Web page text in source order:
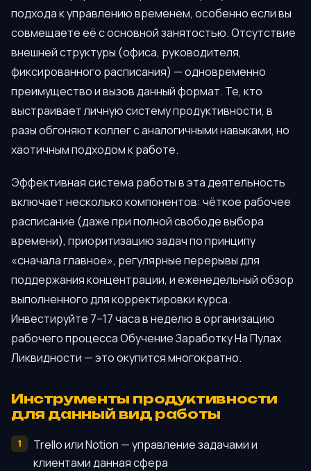
подхода к управлению временем, особенно если вы
совмещаете её с основной занятостью. Отсутствие
внешней структуры (офиса, руководителя,
фиксированного расписания) — одновременно
преимущество и вызов данный формат. Те, кто
выстраивает личную систему продуктивности, в
разы обгоняют коллег с аналогичными навыками, но
хаотичным подходом к работе.
Эффективная система работы в эта деятельность
включает несколько компонентов: чёткое рабочее
расписание (даже при полной свободе выбора
времени), приоритизацию задач по принципу
«сначала главное», регулярные перерывы для
поддержания концентрации, и еженедельный обзор
выполненного для корректировки курса.
Инвестируйте 7–17 часа в неделю в организацию
рабочего процесса Обучение Заработку На Пулах
Ликвидности — это окупится многократно.
Инструменты продуктивности
для данный вид работы
Trello или Notion — управление задачами и
клиентами данная сфера